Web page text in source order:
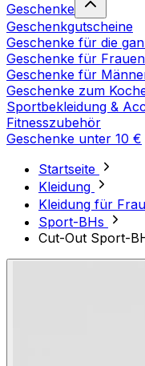
Geschenke
Geschenkgutscheine
Geschenke für die
Geschenke für Frauen
Geschenke für
Geschenke zum
Sportbekleidung &
Fitnesszubehör
Geschenke unter 10 €
Startseite
Kleidung
Kleidung für
Sport-BHs
Cut-Out Sport-